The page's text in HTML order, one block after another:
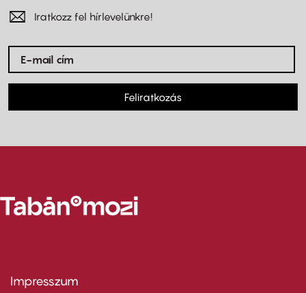
Iratkozz fel hírlevelünkre!
Feliratkozás
Footer
Impresszum